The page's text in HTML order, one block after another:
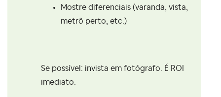
Mostre diferenciais (varanda, vista,
metrô perto, etc.)
Se possível: invista em fotógrafo. É ROI
imediato.